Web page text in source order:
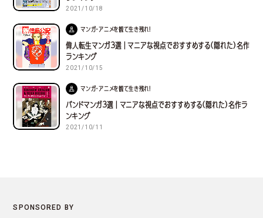
2021/10/18
マンガ・アニメを観て生き残れ！
偉人転生マンガ３選｜マニアな視点でおすすめする(隠れた)名作
ランキング
2021/10/15
マンガ・アニメを観て生き残れ！
バンドマンガ３選｜マニアな視点でおすすめする(隠れた)名作ラ
ンキング
2021/10/11